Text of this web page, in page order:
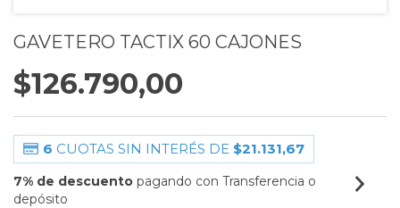
GAVETERO TACTIX 60 CAJONES
$126.790,00
6 CUOTAS SIN INTERÉS DE $21.131,67
7% de descuento pagando con Transferencia o
depósito